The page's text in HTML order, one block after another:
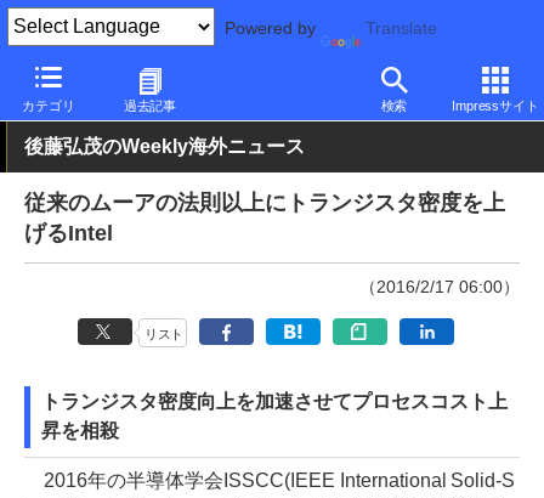
Powered by Translate
カテゴリ 過去記事 検索 Impressサイト
PC Watch 市場 動向
後藤弘茂のWeekly海外ニュース
従来のムーアの法則以上にトランジスタ密度を上
げるIntel
（2016/2/17 06:00）
リスト
トランジスタ密度向上を加速させてプロセスコスト上
昇を相殺
2016年の半導体学会ISSCC(IEEE International Solid-S